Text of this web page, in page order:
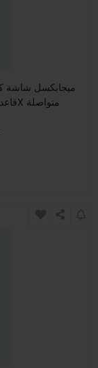
بالألوان 7 بوصة شاشة LCD قاعدة كبيرة 1-1200X متواصلة